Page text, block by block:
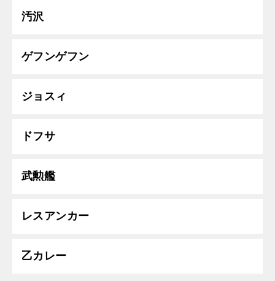
汚沢
ゲフンゲフン
ジョスィ
ドフサ
武勲艦
レスアンカー
乙カレー